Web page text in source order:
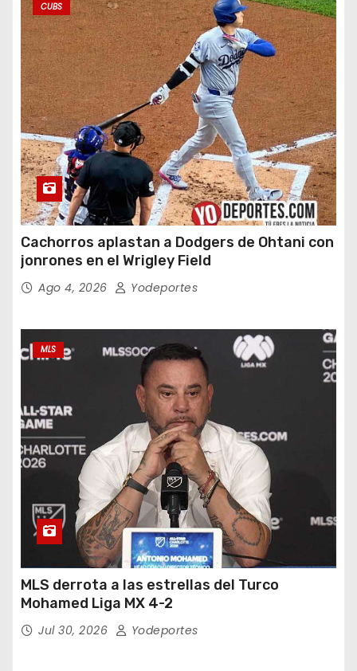
CUBS
Cachorros aplastan a Dodgers de Ohtani con
jonrones en el Wrigley Field
Ago 4, 2026 Yodeportes
MLS
MLS derrota a las estrellas del Turco
Mohamed Liga MX 4-2
Jul 30, 2026 Yodeportes